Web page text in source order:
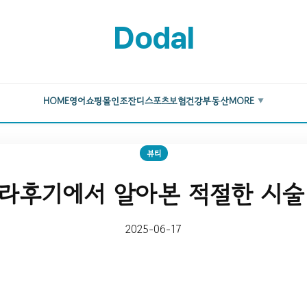
Dodal
HOME영어쇼핑몰인조잔디스포츠보험건강부동산MORE ▼
뷰티
후기에서 알아본 적절한 시
2025-06-17